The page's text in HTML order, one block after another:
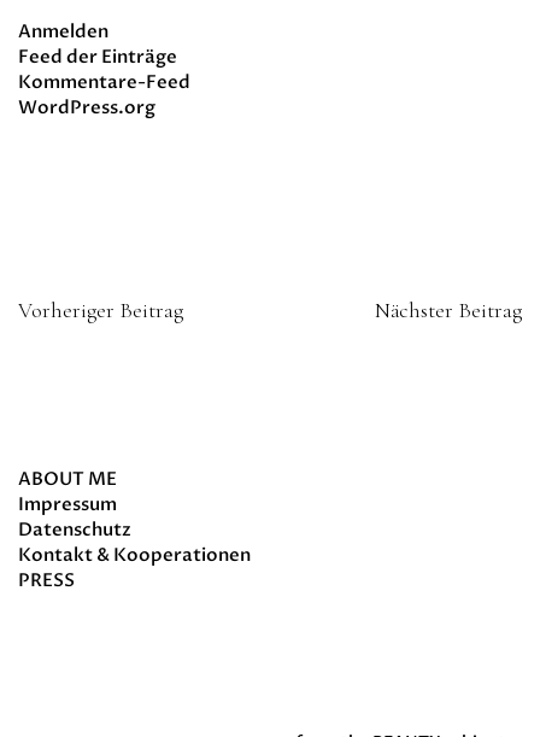
Anmelden
Feed der Einträge
Kommentare-Feed
WordPress.org
Vorheriger Beitrag Nächster Beitrag
ABOUT ME
Impressum
Datenschutz
Kontakt & Kooperationen
PRESS